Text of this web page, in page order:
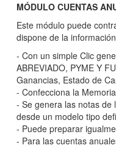
MÓDULO CUENTAS
Este módulo puede
dispone de la
- Con un simple Clic
ABREVIADO, PYME Y
Ganancias, Estado de
- Confecciona la
- Se genera las notas de
desde un modelo tipo
- Puede preparar
- Para las cuentas